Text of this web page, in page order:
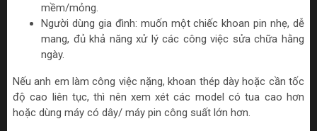
mềm/mỏng.
Người dùng gia đình: muốn một chiếc khoan pin nhẹ, dễ
mang, đủ khả năng xử lý các công việc sửa chữa hằng
ngày.
Nếu anh em làm công việc nặng, khoan thép dày hoặc cần tốc
độ cao liên tục, thì nên xem xét các model có tua cao hơn
hoặc dùng máy có dây/ máy pin công suất lớn hơn.